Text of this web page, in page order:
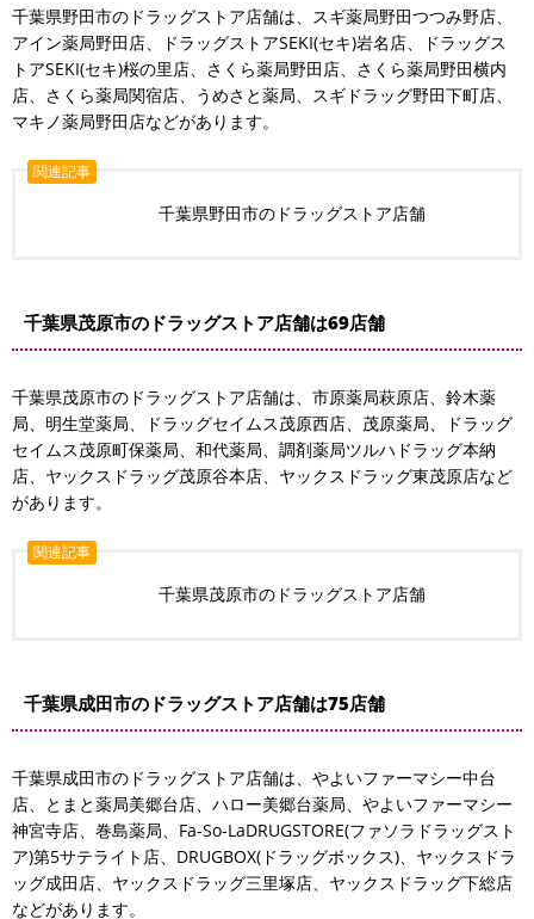
千葉県野田市のドラッグストア店舗は、スギ薬局野田つつみ野店、
アイン薬局野田店、ドラッグストアSEKI(セキ)岩名店、ドラッグス
トアSEKI(セキ)桜の里店、さくら薬局野田店、さくら薬局野田横内
店、さくら薬局関宿店、うめさと薬局、スギドラッグ野田下町店、
マキノ薬局野田店などがあります。
関連記事
千葉県野田市のドラッグストア店舗
千葉県茂原市のドラッグストア店舗は69店舗
千葉県茂原市のドラッグストア店舗は、市原薬局萩原店、鈴木薬
局、明生堂薬局、ドラッグセイムス茂原西店、茂原薬局、ドラッグ
セイムス茂原町保薬局、和代薬局、調剤薬局ツルハドラッグ本納
店、ヤックスドラッグ茂原谷本店、ヤックスドラッグ東茂原店など
があります。
関連記事
千葉県茂原市のドラッグストア店舗
千葉県成田市のドラッグストア店舗は75店舗
千葉県成田市のドラッグストア店舗は、やよいファーマシー中台
店、とまと薬局美郷台店、ハロー美郷台薬局、やよいファーマシー
神宮寺店、巻島薬局、Fa-So-LaDRUGSTORE(ファソラドラッグスト
ア)第5サテライト店、DRUGBOX(ドラッグボックス)、ヤックスドラ
ッグ成田店、ヤックスドラッグ三里塚店、ヤックスドラッグ下総店
などがあります。